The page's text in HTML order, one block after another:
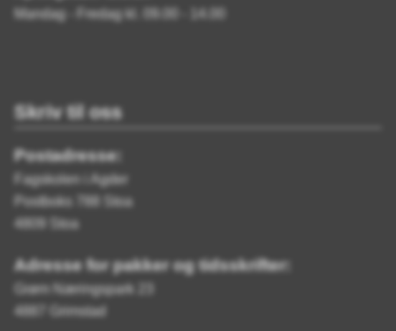
Mandag - Fredag kl. 09.00 - 14.00
Skriv til oss
Postadresse:
Fagskolen i Agder
Postboks 788 Stoa
4809 Stoa
Adresse for pakker og tidsskrifter:
Grøm Næringspark 23
4887 Grimstad